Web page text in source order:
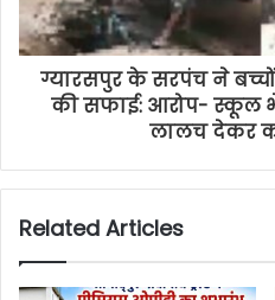
ग्यारसपुर के सरपंच ने
की सफाई: आरोप- स्कूल
लालच देकर
Related Articles